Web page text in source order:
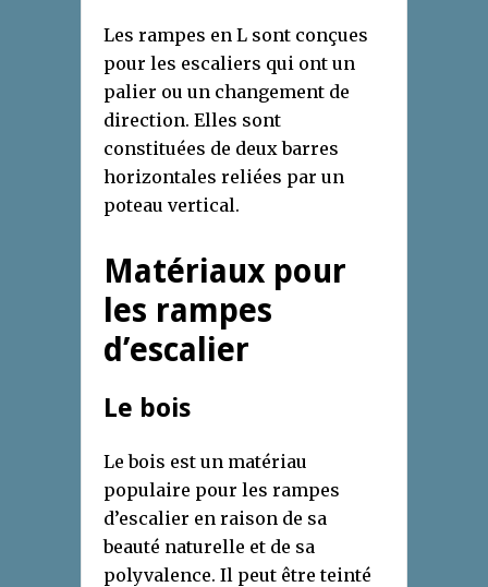
Les rampes en L sont conçues
pour les escaliers qui ont un
palier ou un changement de
direction. Elles sont
constituées de deux barres
horizontales reliées par un
poteau vertical.
Matériaux pour
les rampes
d’escalier
Le bois
Le bois est un matériau
populaire pour les rampes
d’escalier en raison de sa
beauté naturelle et de sa
polyvalence. Il peut être teinté